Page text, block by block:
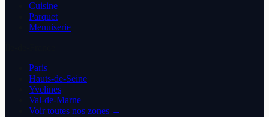
Cuisine
Parquet
Menuiserie
Paris
Hauts-de-Seine
Yvelines
Val-de-Marne
Voir toutes nos zones →